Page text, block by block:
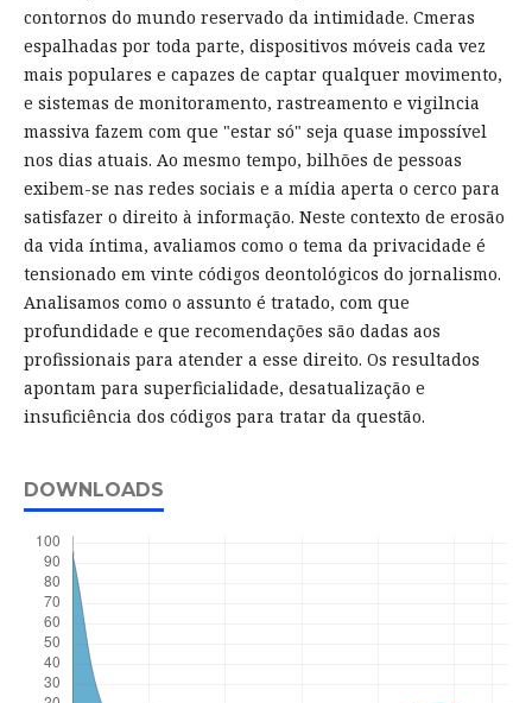
contornos do mundo reservado da intimidade. Cmeras
espalhadas por toda parte, dispositivos móveis cada vez
mais populares e capazes de captar qualquer movimento,
e sistemas de monitoramento, rastreamento e vigilncia
massiva fazem com que "estar só" seja quase impossível
nos dias atuais. Ao mesmo tempo, bilhões de pessoas
exibem-se nas redes sociais e a mídia aperta o cerco para
satisfazer o direito à informação. Neste contexto de erosão
da vida íntima, avaliamos como o tema da privacidade é
tensionado em vinte códigos deontológicos do jornalismo.
Analisamos como o assunto é tratado, com que
profundidade e que recomendações são dadas aos
profissionais para atender a esse direito. Os resultados
apontam para superficialidade, desatualização e
insuficiência dos códigos para tratar da questão.
DOWNLOADS